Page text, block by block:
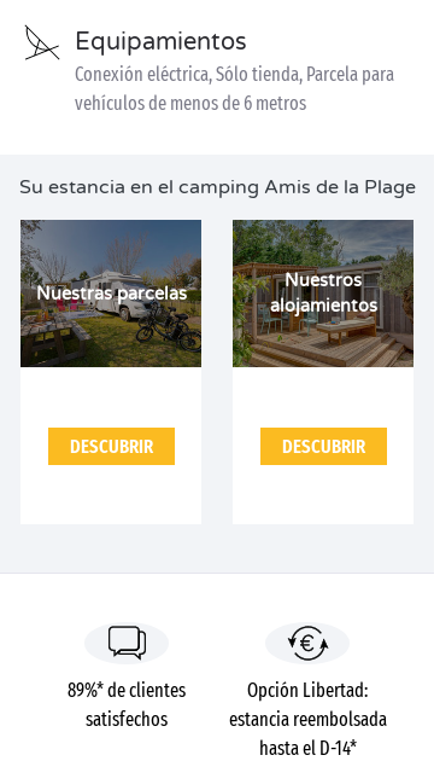
Equipamientos
Conexión eléctrica, Sólo tienda, Parcela para
vehículos de menos de 6 metros
Su estancia en el camping Amis de la Plage
Nuestras parcelas
DESCUBRIR
Nuestros
alojamientos
DESCUBRIR
89%* de clientes
satisfechos
Opción Libertad:
estancia reembolsada
hasta el D-14*